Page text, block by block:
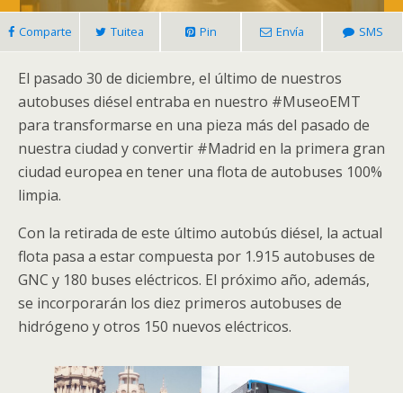
Comparte Tuitea Pin Envía SMS
El pasado 30 de diciembre, el último de nuestros
autobuses diésel entraba en nuestro #MuseoEMT
para transformarse en una pieza más del pasado de
nuestra ciudad y convertir #Madrid en la primera gran
ciudad europea en tener una flota de autobuses 100%
limpia.
Con la retirada de este último autobús diésel, la actual
flota pasa a estar compuesta por 1.915 autobuses de
GNC y 180 buses eléctricos. El próximo año, además,
se incorporarán los diez primeros autobuses de
hidrógeno y otros 150 nuevos eléctricos.